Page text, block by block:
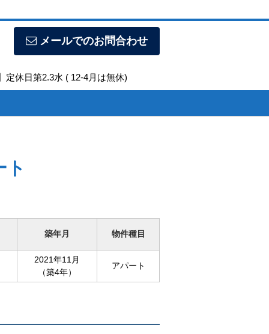
メールでのお問合わせ
定休日第2.3水 ( 12-4月は無休)
ト
築年月 物件種目
2021年11月
（築4年）
アパート